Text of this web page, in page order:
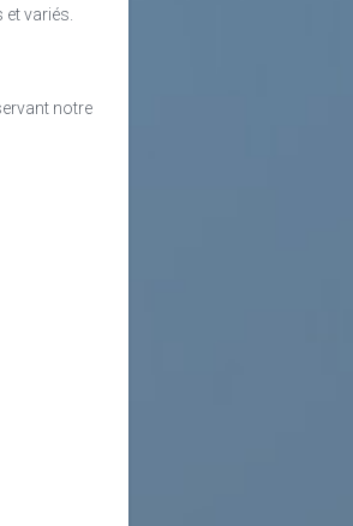
variés.
notre